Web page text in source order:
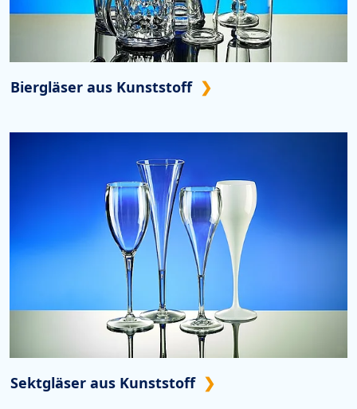
Biergläser aus Kunststoff
Sektgläser aus Kunststoff